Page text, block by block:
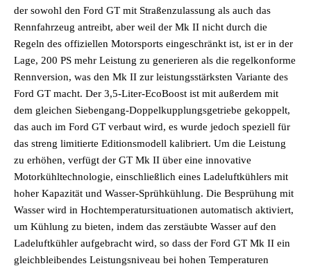
der sowohl den Ford GT mit Straßenzulassung als auch das
Rennfahrzeug antreibt, aber weil der Mk II nicht durch die
Regeln des offiziellen Motorsports eingeschränkt ist, ist er in der
Lage, 200 PS mehr Leistung zu generieren als die regelkonforme
Rennversion, was den Mk II zur leistungsstärksten Variante des
Ford GT macht. Der 3,5-Liter-EcoBoost ist mit außerdem mit
dem gleichen Siebengang-Doppelkupplungsgetriebe gekoppelt,
das auch im Ford GT verbaut wird, es wurde jedoch speziell für
das streng limitierte Editionsmodell kalibriert. Um die Leistung
zu erhöhen, verfügt der GT Mk II über eine innovative
Motorkühltechnologie, einschließlich eines Ladeluftkühlers mit
hoher Kapazität und Wasser-Sprühkühlung. Die Besprühung mit
Wasser wird in Hochtemperatursituationen automatisch aktiviert,
um Kühlung zu bieten, indem das zerstäubte Wasser auf den
Ladeluftkühler aufgebracht wird, so dass der Ford GT Mk II ein
gleichbleibendes Leistungsniveau bei hohen Temperaturen